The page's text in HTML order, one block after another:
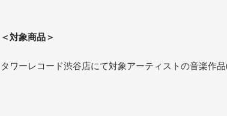
＜対象商品＞
タワーレコード渋谷店にて対象アーティストの音楽作